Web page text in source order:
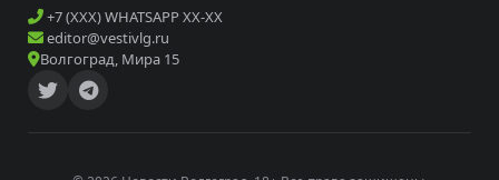
+7 (XXX) WHATSAPP XX-XX
editor@vestivlg.ru
Волгоград, Мира 15